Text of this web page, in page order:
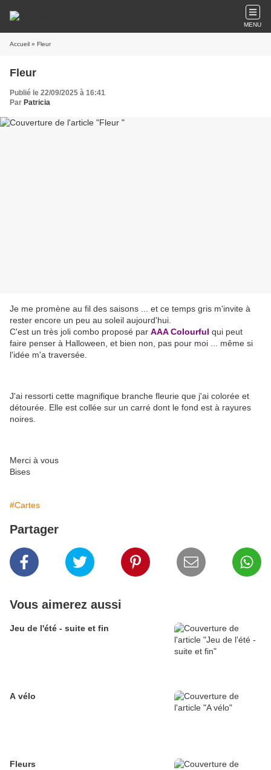
MENU
Accueil » Fleur
Fleur
Publié le 22/09/2025 à 16:41
Par Patricia
Je me promène au fil des saisons ... et ce temps gris m'invite à
rester encore un peu au soleil aujourd'hui.
C'est un très joli combo proposé par AAA Colourful qui peut
faire penser à Halloween, et bien non, pas pour moi ... même si
l'idée m'a traversée.
J'ai ressorti cette magnifique branche fleurie que j'ai colorée et
détourée. Elle est collée sur un carré dont le fond est à rayures
noires.
Merci à vous
Bises
#Cartes
Partager
Vous aimerez aussi
Jeu de l'été - suite et fin
A vélo
Fleurs